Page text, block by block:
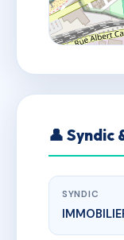
👤 Syndic
SYNDIC